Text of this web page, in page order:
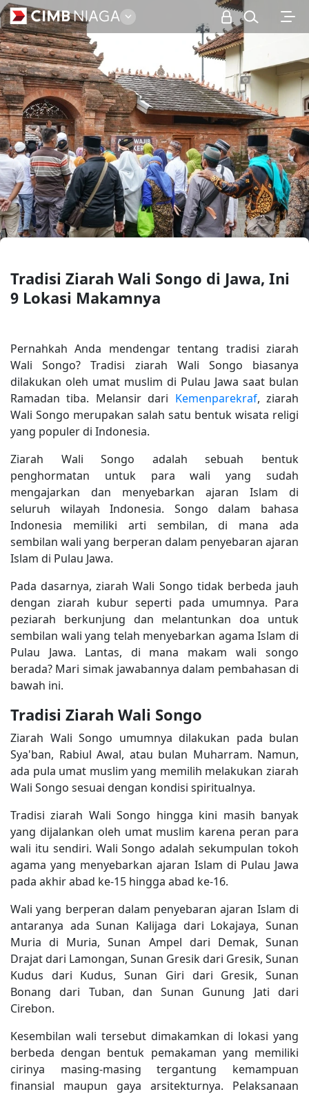
Personal
Tradisi Ziarah Wali Songo di Jawa, Ini
9 Lokasi Makamnya
Pernahkah Anda mendengar tentang tradisi ziarah
Wali Songo? Tradisi ziarah Wali Songo biasanya
dilakukan oleh umat muslim di Pulau Jawa saat bulan
Ramadan tiba. Melansir dari Kemenparekraf, ziarah
Wali Songo merupakan salah satu bentuk wisata religi
yang populer di Indonesia.
Ziarah Wali Songo adalah sebuah bentuk
penghormatan untuk para wali yang sudah
mengajarkan dan menyebarkan ajaran Islam di
seluruh wilayah Indonesia. Songo dalam bahasa
Indonesia memiliki arti sembilan, di mana ada
sembilan wali yang berperan dalam penyebaran ajaran
Islam di Pulau Jawa.
Pada dasarnya, ziarah Wali Songo tidak berbeda jauh
dengan ziarah kubur seperti pada umumnya. Para
peziarah berkunjung dan melantunkan doa untuk
sembilan wali yang telah menyebarkan agama Islam di
Pulau Jawa. Lantas, di mana makam wali songo
berada? Mari simak jawabannya dalam pembahasan di
bawah ini.
Tradisi Ziarah Wali Songo
Ziarah Wali Songo umumnya dilakukan pada bulan
Sya'ban, Rabiul Awal, atau bulan Muharram. Namun,
ada pula umat muslim yang memilih melakukan ziarah
Wali Songo sesuai dengan kondisi spiritualnya.
Tradisi ziarah Wali Songo hingga kini masih banyak
yang dijalankan oleh umat muslim karena peran para
wali itu sendiri. Wali Songo adalah sekumpulan tokoh
agama yang menyebarkan ajaran Islam di Pulau Jawa
pada akhir abad ke-15 hingga abad ke-16.
Wali yang berperan dalam penyebaran ajaran Islam di
antaranya ada Sunan Kalijaga dari Lokajaya, Sunan
Muria di Muria, Sunan Ampel dari Demak, Sunan
Drajat dari Lamongan, Sunan Gresik dari Gresik, Sunan
Kudus dari Kudus, Sunan Giri dari Gresik, Sunan
Bonang dari Tuban, dan Sunan Gunung Jati dari
Cirebon.
Kesembilan wali tersebut dimakamkan di lokasi yang
berbeda dengan bentuk pemakaman yang memiliki
cirinya masing-masing tergantung kemampuan
finansial maupun gaya arsitekturnya. Pelaksanaan